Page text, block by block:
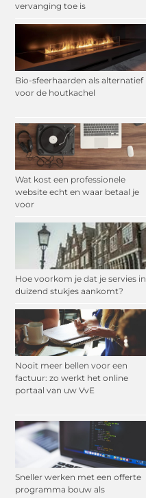
vervanging toe is
Bio-sfeerhaarden als alternatief
voor de houtkachel
Wat kost een professionele
website echt en waar betaal je
voor
Hoe voorkom je dat je servies in
duizend stukjes aankomt?
Nooit meer bellen voor een
factuur: zo werkt het online
portaal van uw VvE
Sneller werken met een offerte
programma bouw als